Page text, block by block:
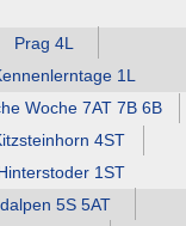
Prag 4L
1L
Woche 7AT 7B 6B
4ST
1ST
5S 5AT